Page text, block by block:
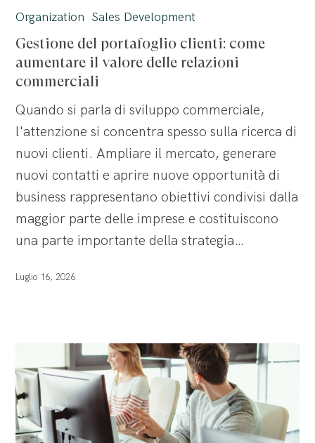
del
portafoglio
clienti:
come
commerciali
Organization Sales Development
Gestione del portafoglio clienti: come
aumentare il valore delle relazioni
commerciali
Quando si parla di sviluppo commerciale,
l'attenzione si concentra spesso sulla ricerca di
nuovi clienti. Ampliare il mercato, generare
nuovi contatti e aprire nuove opportunità di
business rappresentano obiettivi condivisi dalla
maggior parte delle imprese e costituiscono
una parte importante della strategia…
Luglio 16, 2026